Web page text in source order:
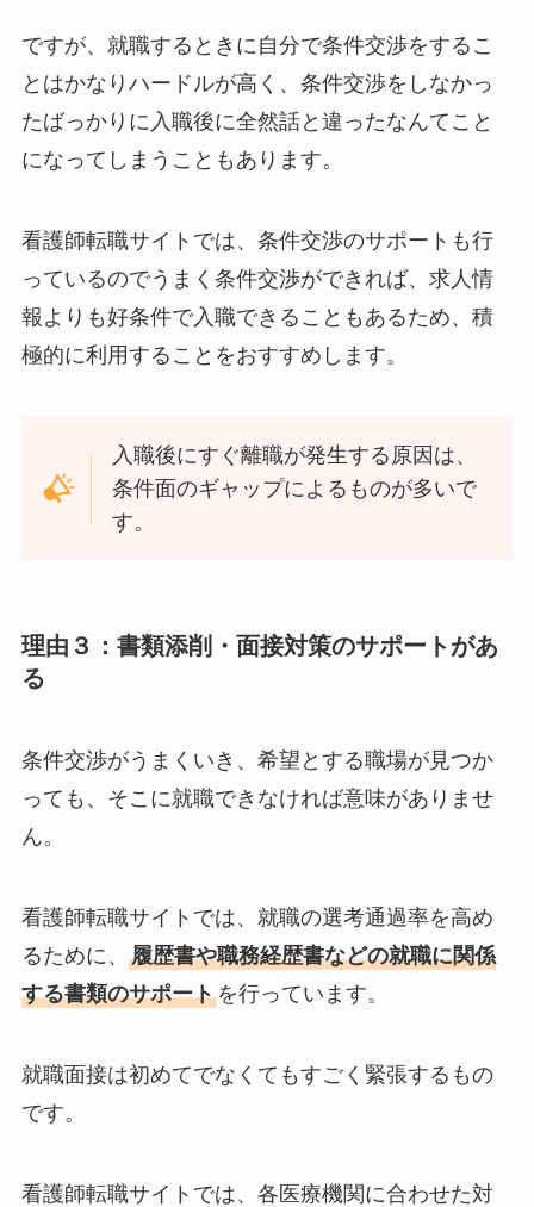
ですが、就職するときに自分で条件交渉をするこ
とはかなりハードルが高く、条件交渉をしなかっ
たばっかりに入職後に全然話と違ったなんてこと
になってしまうこともあります。
看護師転職サイトでは、条件交渉のサポートも行
っているのでうまく条件交渉ができれば、求人情
報よりも好条件で入職できることもあるため、積
極的に利用することをおすすめします。
入職後にすぐ離職が発生する原因は、
条件面のギャップによるものが多いで
す。
理由３：書類添削・面接対策のサポートがあ
る
条件交渉がうまくいき、希望とする職場が見つか
っても、そこに就職できなければ意味がありませ
ん。
看護師転職サイトでは、就職の選考通過率を高め
るために、 履歴書や職務経歴書などの就職に関係
する書類のサポートを行っています。
就職面接は初めてでなくてもすごく緊張するもの
です。
看護師転職サイトでは、各医療機関に合わせた対